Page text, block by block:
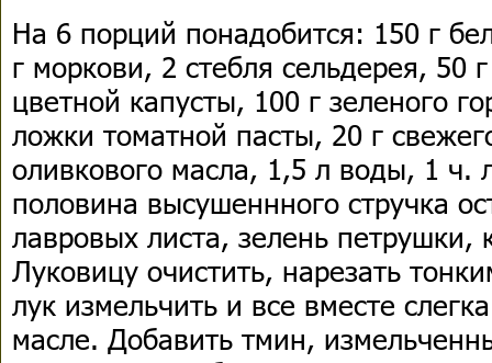
На 6 порций понадобится: 150 г
г моркови, 2 стебля сельдерея, 50
цветной капусты, 100 г зеленого
ложки томатной пасты, 20 г
оливкового масла, 1,5 л воды, 1 ч.
половина высушеннного стручка
лавровых листа, зелень петрушки,
Луковицу очистить, нарезать
лук измельчить и все вместе
масле. Добавить тмин,